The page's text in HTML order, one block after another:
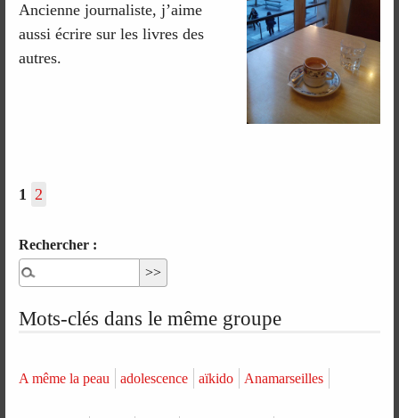
Ancienne journaliste, j’aime
aussi écrire sur les livres des
autres.
1 2
Rechercher :
Mots-clés dans le même groupe
A même la peau adolescence aïkido Anamarseilles